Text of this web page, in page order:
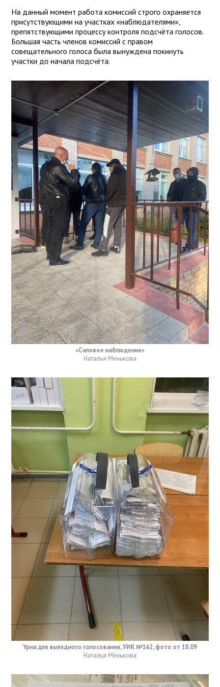
На данный момент работа комиссий строго охраняется
присутствующими на участках «наблюдателями»,
препятствующими процессу контроля подсчёта голосов.
Большая часть членов комиссий с правом
совещательного голоса была вынуждена покинуть
участки до начала подсчёта.
«Силовое наблюдение»
Наталья Менькова
Урна для выездного голосования, УИК №162, фото от 18.09
Наталья Менькова